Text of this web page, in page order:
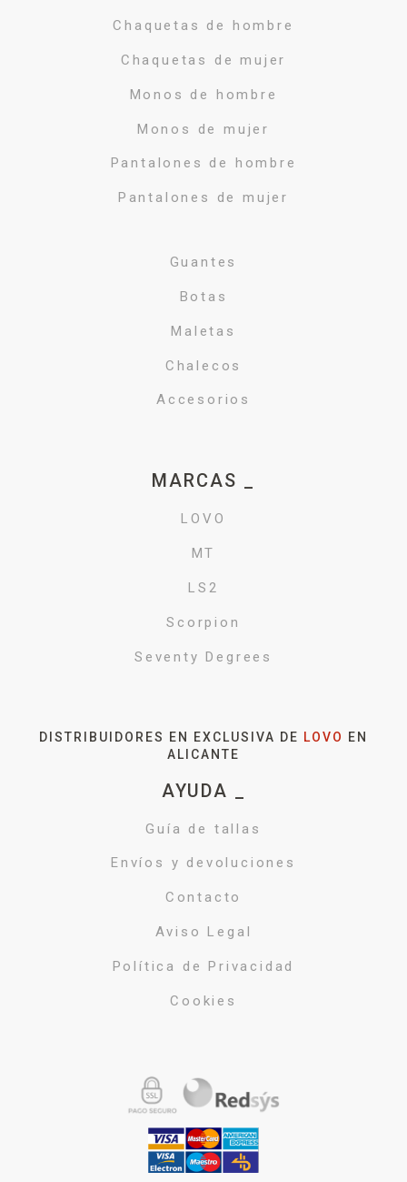
Chaquetas de hombre
Chaquetas de mujer
Monos de hombre
Monos de mujer
Pantalones de hombre
Pantalones de mujer
Guantes
Botas
Maletas
Chalecos
Accesorios
MARCAS _
LOVO
MT
LS2
Scorpion
Seventy Degrees
DISTRIBUIDORES EN EXCLUSIVA DE LOVO EN
ALICANTE
AYUDA _
Guía de tallas
Envíos y devoluciones
Contacto
Aviso Legal
Política de Privacidad
Cookies